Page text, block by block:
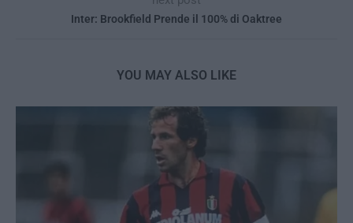
Inter: Brookfield Prende il 100% di Oaktree
YOU MAY ALSO LIKE